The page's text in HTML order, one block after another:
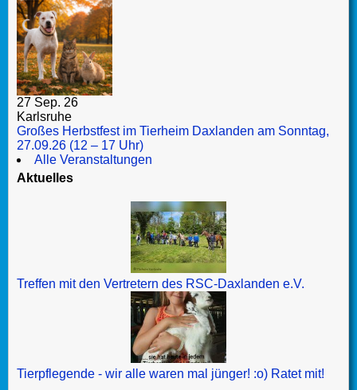
27 Sep. 26
Karlsruhe
Großes Herbstfest im Tierheim Daxlanden am Sonntag,
27.09.26 (12 – 17 Uhr)
Alle Veranstaltungen
Aktuelles
Treffen mit den Vertretern des RSC-Daxlanden e.V.
Tierpflegende - wir alle waren mal jünger! :o) Ratet mit!